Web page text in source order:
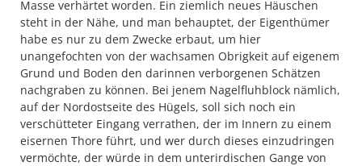
Masse verhärtet worden. Ein ziemlich neues Häuschen
steht in der Nähe, und man behauptet, der Eigenthümer
habe es nur zu dem Zwecke erbaut, um hier
unangefochten von der wachsamen Obrigkeit auf eigenem
Grund und Boden den darinnen verborgenen Schätzen
nachgraben zu können. Bei jenem Nagelfluhblock nämlich,
auf der Nordostseite des Hügels, soll sich noch ein
verschütteter Eingang verrathen, der im Innern zu einem
eisernen Thore führt, und wer durch dieses einzudringen
vermöchte, der würde in dem unterirdischen Gange von